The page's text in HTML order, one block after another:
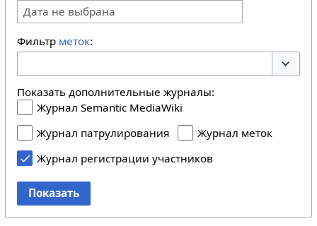
Дата не выбрана
Фильтр меток:
Показать дополнительные журналы:
Журнал Semantic MediaWiki
Журнал патрулирования
Журнал меток
Журнал регистрации участников
Показать